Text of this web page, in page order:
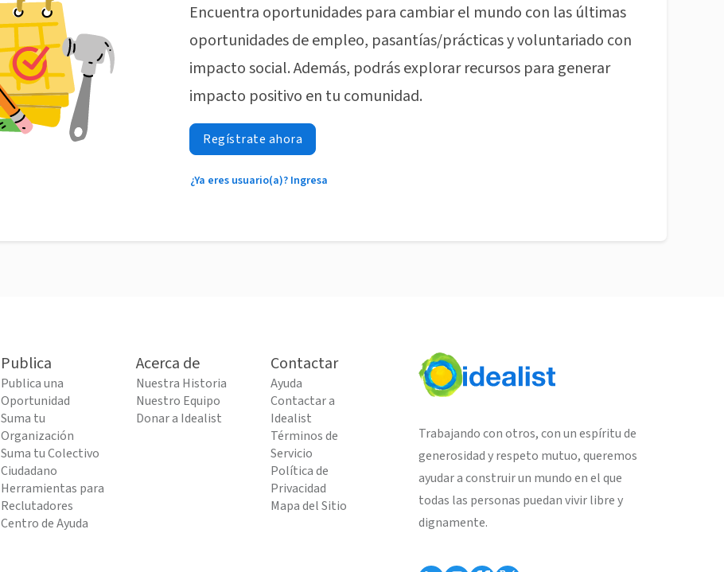
Encuentra oportunidades para cambiar el mundo con las últimas
oportunidades de empleo, pasantías/prácticas y voluntariado con
impacto social. Además, podrás explorar recursos para generar
impacto positivo en tu comunidad.
Regístrate ahora
¿Ya eres usuario(a)? Ingresa
Publica
Publica una
Oportunidad
Suma tu
Organización
Suma tu Colectivo
Ciudadano
Herramientas para
Reclutadores
Centro de Ayuda
Acerca de
Nuestra Historia
Nuestro Equipo
Donar a Idealist
Contactar
Ayuda
Contactar a
Idealist
Términos de
Servicio
Política de
Privacidad
Mapa del Sitio
Trabajando con otros, con un espíritu de
generosidad y respeto mutuo, queremos
ayudar a construir un mundo en el que
todas las personas puedan vivir libre y
dignamente.